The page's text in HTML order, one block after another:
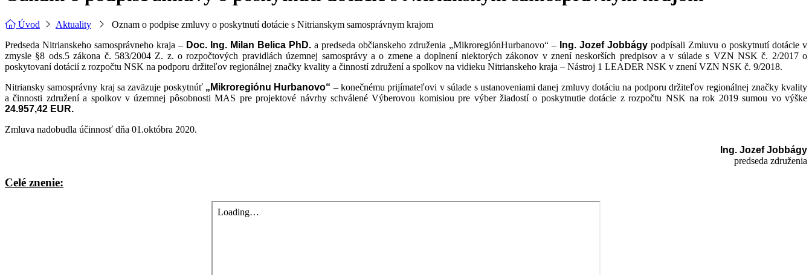
Úvod Aktuality
Oznam o podpise zmluvy o poskytnutí dotácie s Nitrianskym samosprávnym krajom
Predseda Nitrianskeho samosprávneho kraja – Doc. Ing. Milan Belica PhD. a predseda občianskeho združenia „MikroregiónHurbanovo“ – Ing. Jozef Jobbágy podpísali Zmluvu o poskytnutí dotácie v
zmysle §8 ods.5 zákona č. 583/2004 Z. z. o rozpočtových pravidlách územnej samosprávy a o zmene a doplnení niektorých zákonov v znení neskorších predpisov a v súlade s VZN NSK č. 2/2017 o
poskytovaní dotácií z rozpočtu NSK na podporu držiteľov regionálnej značky kvality a činností združení a spolkov na vidieku Nitrianskeho kraja – Nástroj 1 LEADER NSK v znení VZN NSK č. 9/2018.
Nitriansky samosprávny kraj sa zaväzuje poskytnúť „Mikroregiónu Hurbanovo“ – konečnému prijímateľovi v súlade s ustanoveniami danej zmluvy dotáciu na podporu držiteľov regionálnej značky kvality
a činnosti združení a spolkov v územnej pôsobnosti MAS pre projektové návrhy schválené Výberovou komisiou pre výber žiadostí o poskytnutie dotácie z rozpočtu NSK na rok 2019 sumou vo výške
24.957,42 EUR.
Zmluva nadobudla účinnosť dňa 01.októbra 2020.
Ing. Jozef Jobbágy
predseda združenia
Celé znenie: